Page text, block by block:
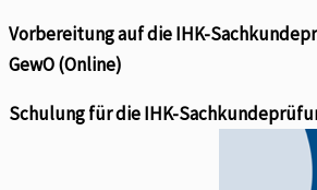
Vorbereitung auf die IHK-
GewO (Online)
Schulung für die IHK-